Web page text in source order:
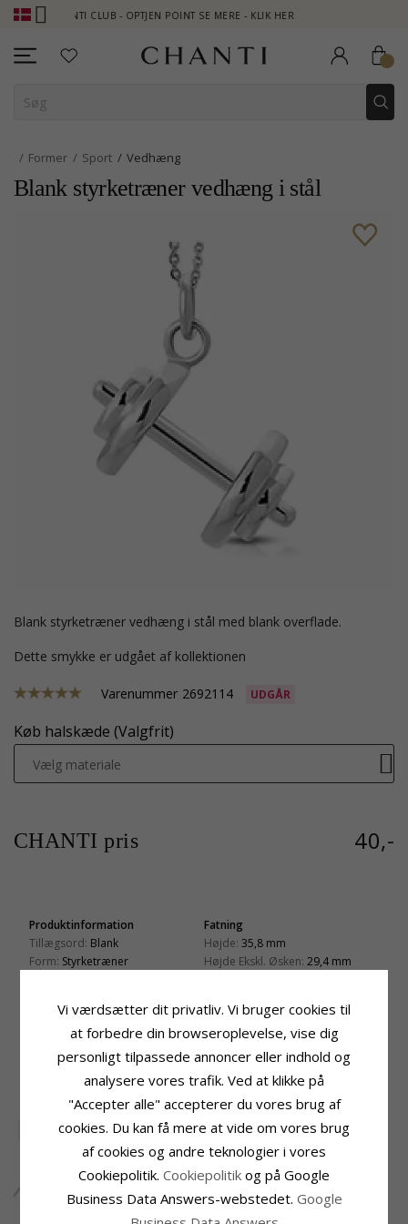
CHANTI CLUB - OPTJEN POINT SE MERE - KLIK HER
Former Sport Vedhæng
Blank styrketræner vedhæng i stål
blank styrketræner vedhæng i stål med blank overflade.
Dette smykke er udgået af kollektionen
Varenummer 2692114 UDGÅR
Køb halskæde (Valgfrit)
Vælg materiale
CHANTI pris 40,-
Produktinformation
Tillægsord: Blank
Form: Styrketræner
Overflade:Blank
Fatning
Højde: 35,8 mm
Højde Ekskl. Øsken: 29,4 mm
Leveringstid
Leveringstid:
2-3 Hverdage
KUNDER DER HAR KØBT DENNE HAR
25%
Vi værdsætter dit privatliv. Vi bruger cookies til
at forbedre din browseroplevelse, vise dig
personligt tilpassede annoncer eller indhold og
analysere vores trafik. Ved at klikke på
"Accepter alle" accepterer du vores brug af
cookies. Du kan få mere at vide om vores brug
af cookies og andre teknologier i vores
Cookiepolitik. Cookiepolitik og på Google
Business Data Answers-webstedet. Google